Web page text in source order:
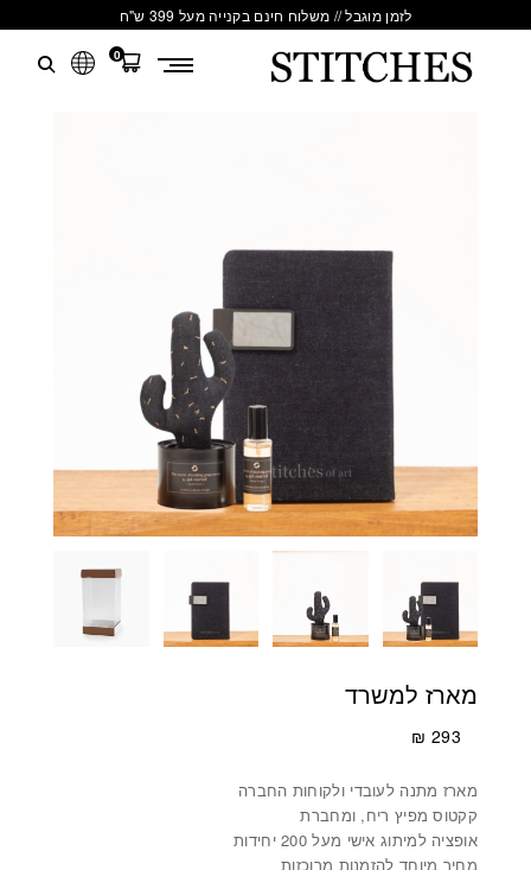
לזמן מוגבל // משלוח חינם בקנייה מעל 399 ש"ח
0
מארז למשרד
₪ 293
מארז מתנה לעובדי ולקוחות החברה
קקטוס מפיץ ריח, ומחברת
אופציה למיתוג אישי מעל 200 יחידות
מחיר מיוחד להזמנות מרוכזות